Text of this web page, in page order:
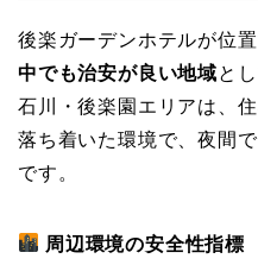
後楽ガーデンホテルが位
中でも治安が良い地域と
石川・後楽園エリアは、
落ち着いた環境で、夜間
です。
周辺環境の安全性指標